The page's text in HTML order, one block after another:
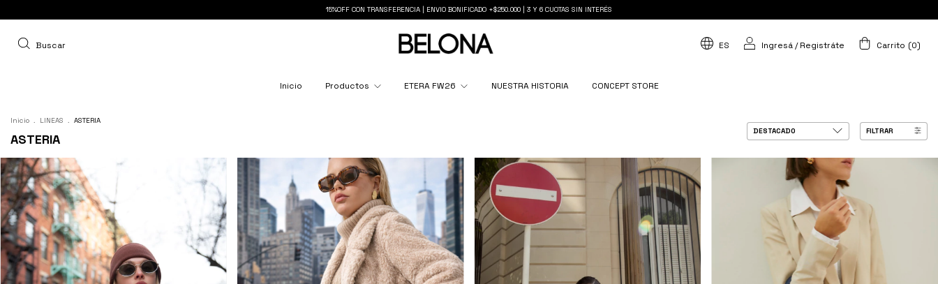
15%OFF CON TRANSFERENCIA | ENVIO BONIFICADO +$250.000 | 3 Y 6 CUOTAS SIN INTERÉS
Buscar ES Ingresá/Registráte Carrito (0)
Inicio Productos ETERA FW26 NUESTRA HISTORIA CONCEPT STORE
Inicio . LINEAS . ASTERIA
ASTERIA
FILTRAR